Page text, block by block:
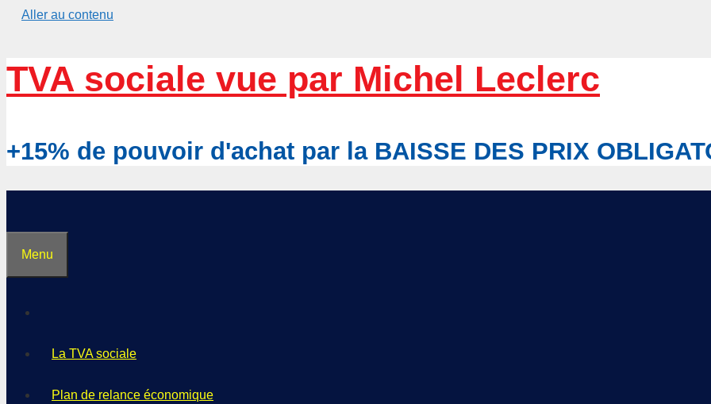
Aller au contenu
TVA sociale vue par Michel Leclerc
+15% de pouvoir d'achat par la BAISSE DES PRIX
Menu
La TVA sociale
Plan de relance économique